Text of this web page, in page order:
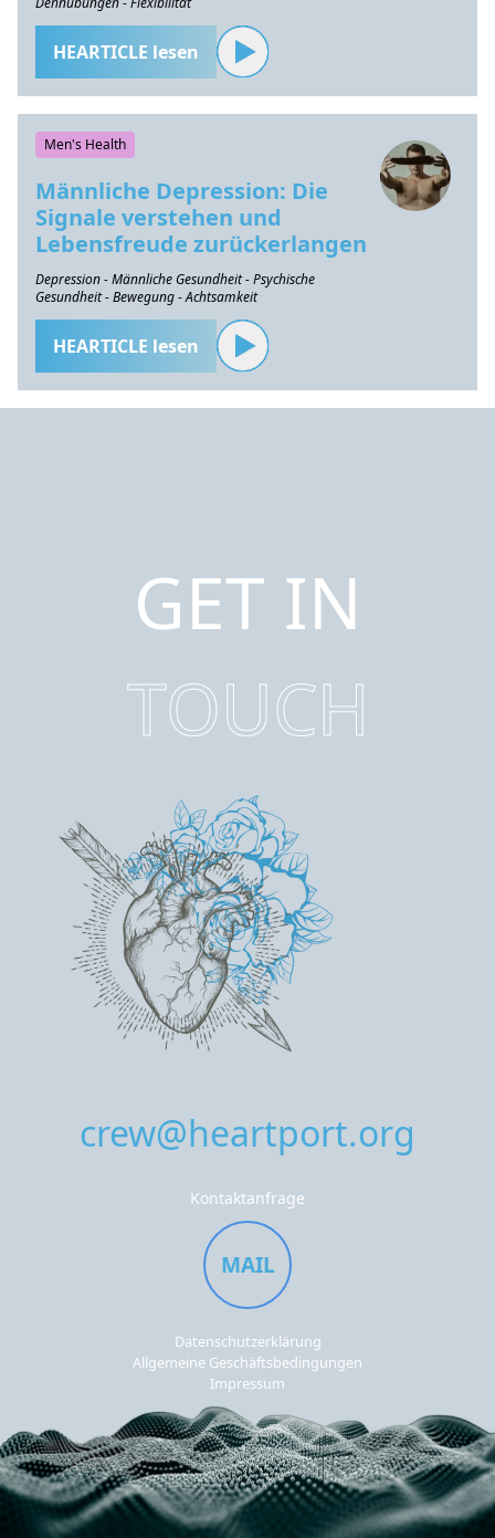
HEARTICLE lesen
Men's Health
Männliche Depression: Die
Signale verstehen und
Lebensfreude zurückerlangen
Depression - Männliche Gesundheit - Psychische
Gesundheit - Bewegung - Achtsamkeit
HEARTICLE lesen
GET IN
TOUCH
crew@heartport.org
Kontaktanfrage
MAIL
Datenschutzerklärung
Allgemeine Geschäftsbedingungen
Impressum